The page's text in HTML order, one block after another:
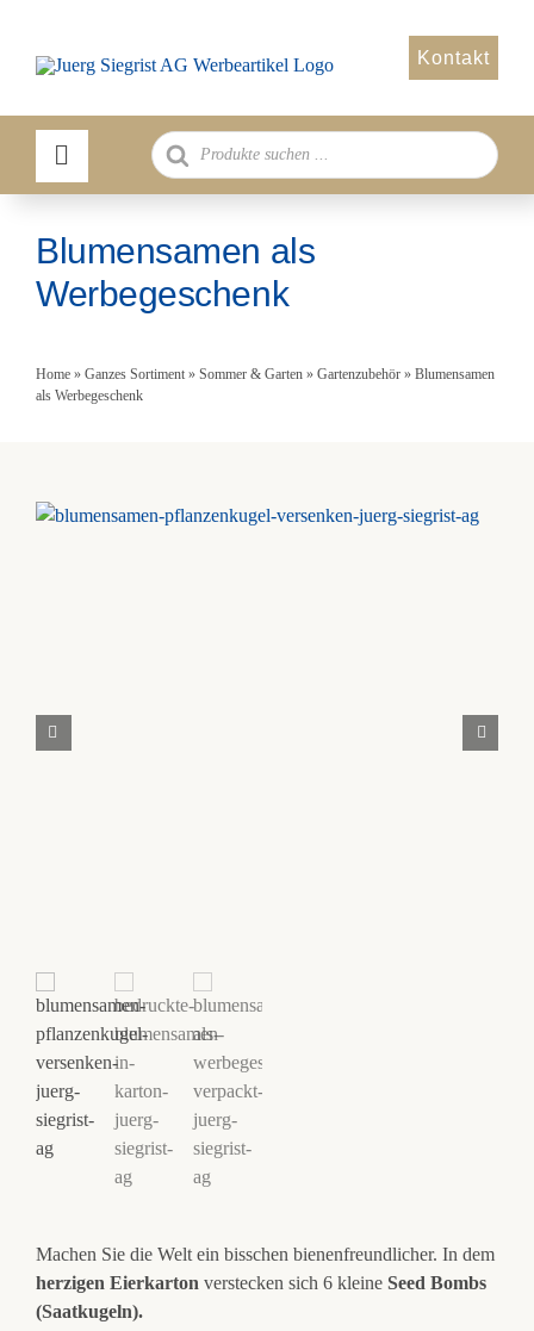
springen
Kontakt
Products
search
Blumensamen als
Werbegeschenk
Home» Ganzes Sortiment» Sommer & Garten» Gartenzubehör» Blumensamen
als Werbegeschenk
Machen Sie die Welt ein bisschen bienenfreundlicher. In dem
herzigen Eierkarton verstecken sich 6 kleine Seed Bombs
(Saatkugeln).